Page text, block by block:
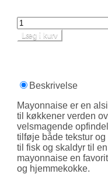
Læg i kurv
Beskrivelse
Mayonnaise er en
til køkkener verden
velsmagende
tilføje både tekstur
til fisk og skaldyr til
mayonnaise en
og hjemmekokke.